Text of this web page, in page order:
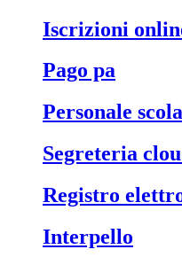
iscrizioni
pago pa
personale
segreteria
registro
interpello